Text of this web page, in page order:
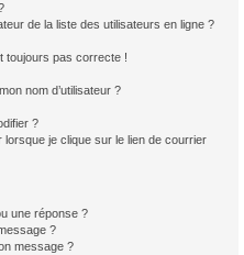
de la liste des utilisateurs en ligne ?
toujours pas correcte !
nom d’utilisateur ?
?
lorsque je clique sur le lien de courrier
une réponse ?
?
message ?